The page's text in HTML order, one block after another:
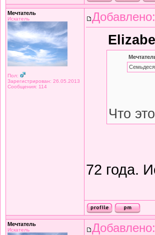
Мечтатель
Искатель
Пол:
Зарегистрирован: 26.05.2013
Сообщения: 114
Что
72 года.
Мечтатель
Искатель